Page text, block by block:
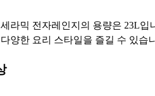
라믹 전자레인지의 용량은 23L
양한 요리 스타일을 즐길 수 있습